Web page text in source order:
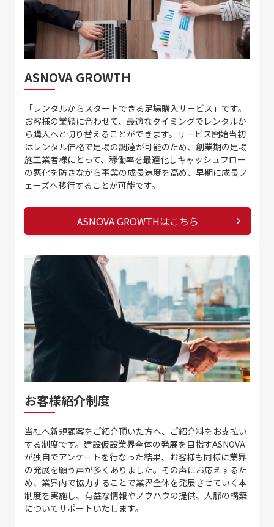
ASNOVA GROWTH
「レンタルからスタートできる足場購入サービス」です。
お客様の業績に合わせて、最適なタイミングでレンタルか
ら購入へと切り替えることができます。サービス開始当初
はレンタル価格で足場の調達が可能のため、創業期の足場
施工業者様にとって、稼働率を最適化しキャッシュフロー
の悪化を防きながら事業の成長速度を高め、早期に成長フ
ェーズへ移行することが可能です。
ASNOVA GROWTHはこちら
お客様紹介制度
当社へ新規顧客をご紹介頂いた方へ、ご紹介料をお支払い
する制度です。建設仮設業界全体の発展を目指すASNOVA
が独自でアンケートを行なった結果、お客様も同様に業界
の発展を願う声が多くありました。その声にお応えするた
め、業界内で協力することで業界全体を発展させていく本
制度を実施し、有益な情報やノウハウの提供、人脈の構築
についてサポートいたします。